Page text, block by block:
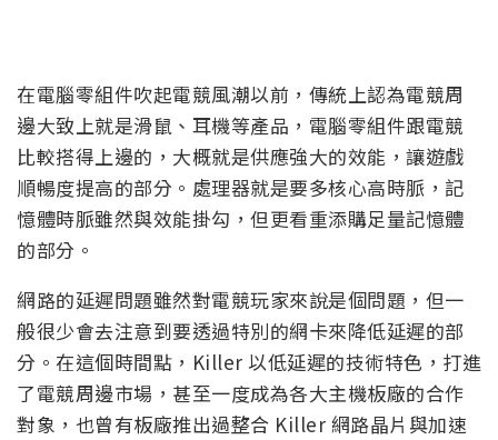
在電腦零組件吹起電競風潮以前，傳統上認為電競周
邊大致上就是滑鼠、耳機等產品，電腦零組件跟電競
比較搭得上邊的，大概就是供應強大的效能，讓遊戲
順暢度提高的部分。處理器就是要多核心高時脈，記
憶體時脈雖然與效能掛勾，但更看重添購足量記憶體
的部分。
網路的延遲問題雖然對電競玩家來說是個問題，但一
般很少會去注意到要透過特別的網卡來降低延遲的部
分。在這個時間點，Killer 以低延遲的技術特色，打進
了電競周邊市場，甚至一度成為各大主機板廠的合作
對象，也曾有板廠推出過整合 Killer 網路晶片與加速